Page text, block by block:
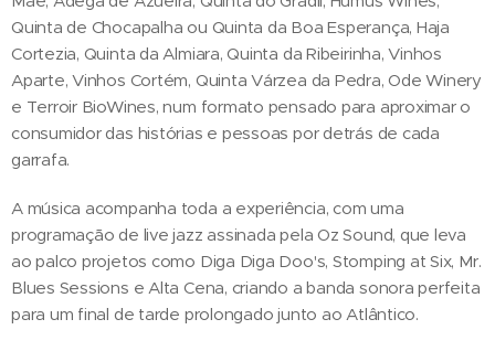
Quinta de Chocapalha ou Quinta da Boa Esperança, Haja
Cortezia, Quinta da Almiara, Quinta da Ribeirinha, Vinhos
Aparte, Vinhos Cortém, Quinta Várzea da Pedra, Ode Winery
e Terroir BioWines, num formato pensado para aproximar o
consumidor das histórias e pessoas por detrás de cada
garrafa.
A música acompanha toda a experiência, com uma
programação de live jazz assinada pela Oz Sound, que leva
ao palco projetos como Diga Diga Doo's, Stomping at Six, Mr.
Blues Sessions e Alta Cena, criando a banda sonora perfeita
para um final de tarde prolongado junto ao Atlântico.